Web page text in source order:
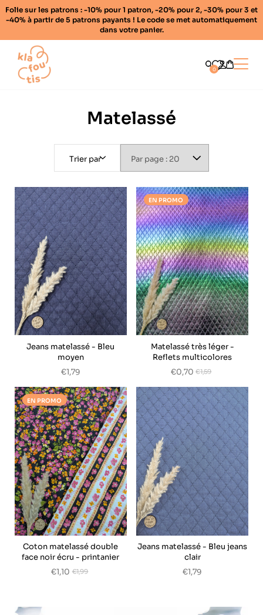
Folie sur les patrons : -10% pour 1 patron, -20% pour 2, -30% pour 3 et
-40% à partir de 5 patrons payants ! Le code se met automatiquement
dans votre panier.
Home
0
Matelassé
Trier par
Jeans matelassé - Bleu
moyen
€1,79
EN PROMO
Matelassé très léger -
Reflets multicolores
€0,70 €1,59
EN PROMO
Coton matelassé double
face noir écru - printanier
€1,10 €1,99
Jeans matelassé - Bleu jeans
clair
€1,79